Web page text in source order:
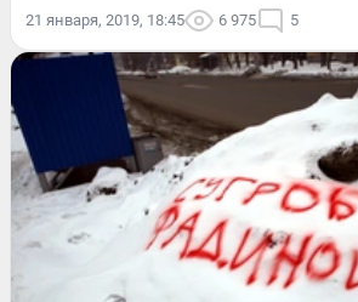
21 января, 2019, 18:45 6 975 5